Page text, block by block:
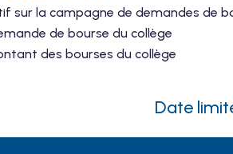
sur la campagne de demandes de
de bourse du collège
des bourses du collège
Date